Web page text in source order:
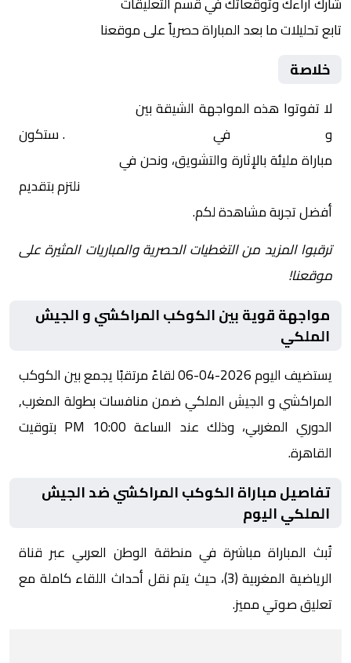
تابع تحليلات ما بعد المباراة حصرياً على موقعنا
خلاصة
لا تفوتوا هذه المواجهة الشيقة بين
والجيش الملكي في
. ستكون
مباراة مليئة بالإثارة والتشويق، ونحن في
نلتزم بتقديم
أفضل تجربة مشاهدة لكم.
ترقبوا المزيد من التغطيات الحصرية والمباريات المثيرة على
موقعنا!
مواجهة قوية بين الكوكب المراكشي و الجيش
الملكي
يستضيف اليوم 2026-04-06 لقاءً مرتقبًا يجمع بين الكوكب
المراكشي و الجيش الملكي ضمن منافسات بطولة المغرب,
الدوري المغربي، وذلك عند الساعة 10:00 PM بتوقيت
القاهرة.
تفاصيل مباراة الكوكب المراكشي ضد الجيش
الملكي اليوم
تُبث المباراة مباشرة في منطقة الوطن العربي عبر قناة
الرياضية المغربية (3)، حيث يتم نقل أحداث اللقاء كاملة مع
تعليق صوتي مميز.